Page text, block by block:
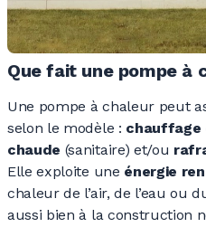
Que fait une pompe à
Une pompe à chaleur peut
selon le modèle : chauffage
chaude (sanitaire) et/ou
Elle exploite une énergie
chaleur de l’air, de l’eau ou
aussi bien à la construction